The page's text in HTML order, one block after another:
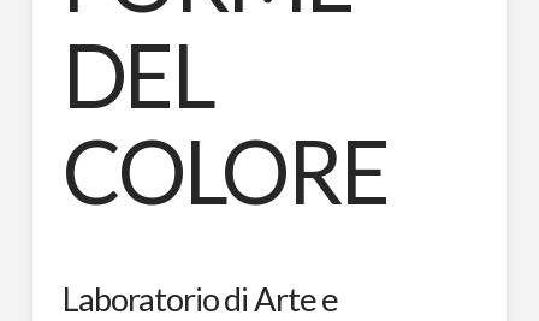
DEL
COLORE
Laboratorio di Arte e